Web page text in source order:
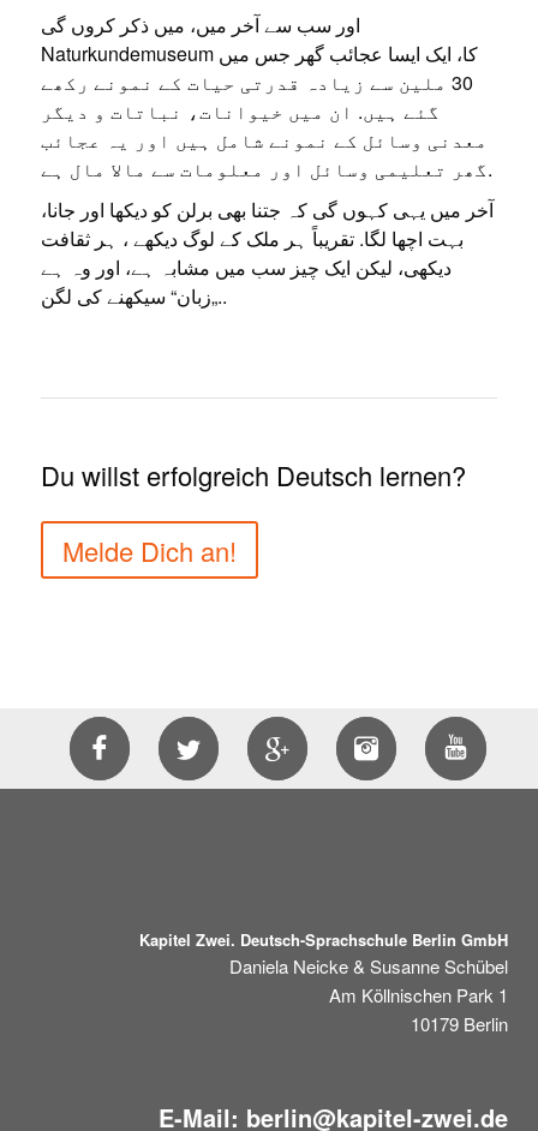
اور سب سے آخر میں، میں ذکر کروں گی
Naturkundemuseum کا، ایک ایسا عجائب گھر جس میں
30 ملین سے زیادہ قدرتی حیات کے نمونے رکھے
گئے ہیں. ان میں خیوانات، نباتات و دیگر
معدنی وسائل کے نمونے شامل ہیں اور یہ عجائب
گھر تعلیمی وسائل اور معلومات سے مالا مال ہے.
آخر میں یہی کہوں گی کہ جتنا بھی برلن کو دیکھا اور جانا،
بہت اچھا لگا. تقریباً ہر ملک کے لوگ دیکھے ، ہر ثقافت
دیکھی، لیکن ایک چیز سب میں مشابہ ہے، اور وہ ہے
„زبان“ سیکھنے کی لگن..
Du willst erfolgreich Deutsch lernen?
Melde Dich an!
Kapitel Zwei. Deutsch-Sprachschule Berlin GmbH
Daniela Neicke & Susanne Schübel
Am Köllnischen Park 1
10179 Berlin
E-Mail: berlin@kapitel-zwei.de